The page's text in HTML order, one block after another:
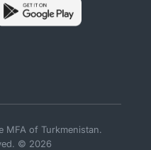
MFA of Turkmenistan.
© 2026